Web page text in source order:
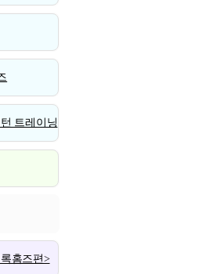
트레이닝
홈즈편>